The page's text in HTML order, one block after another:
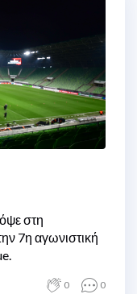
στη
7η αγωνιστική
0 0